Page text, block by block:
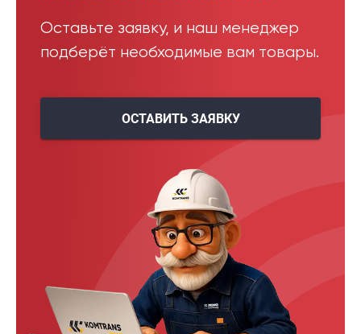
Оставьте заявку, и наш менеджер
подберёт необходимые вам товары.
ОСТАВИТЬ ЗАЯВКУ